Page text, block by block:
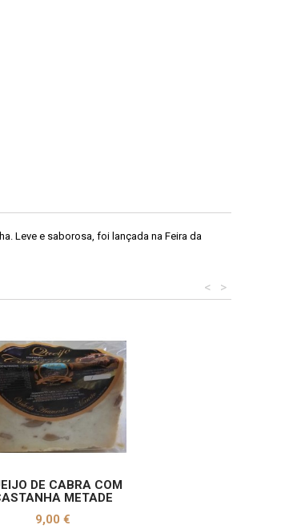
Leve e saborosa, foi lançada na Feira da
>
<
DE CABRA COM
METADE
Preço
9,00 €